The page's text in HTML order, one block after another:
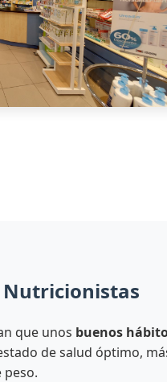
Nutricionistas
que unos buenos
de salud óptimo,
peso.